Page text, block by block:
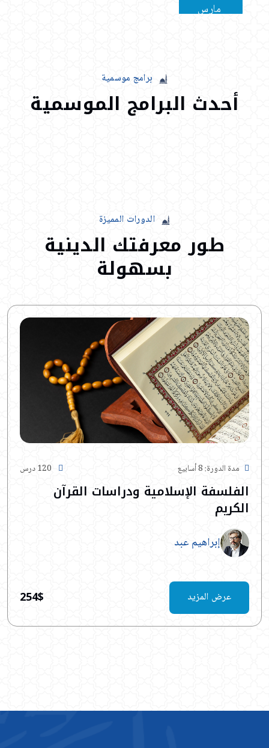
مارس
برامج موسمية
أحدث البرامج الموسمية
الدورات المميزة
طور معرفتك الدينية
بسهولة
مدة الدورة: 8 أسابيع
الفلسفة الإسلامية ودراسات القرآن
الكريم
إبراهيم عبد
عرض المزيد 254$